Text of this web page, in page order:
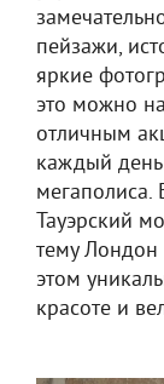
пейзажи,
яркие
это можно
отличным
каждый день
мегаполиса.
Тауэрский
тему Лондон
этом
красоте и